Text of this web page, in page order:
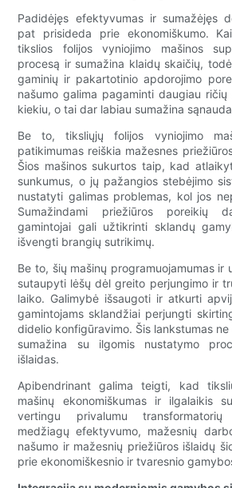
Padidėjęs efektyvumas ir sumažėjęs
pat prisideda prie ekonomiškumo.
tikslios folijos vyniojimo mašinos
procesą ir sumažina klaidų skaičių,
gaminių ir pakartotinio apdorojimo
našumo galima pagaminti daugiau
kiekiu, o tai dar labiau sumažina
Be to, tiksliųjų folijos vyniojimo
patikimumas reiškia mažesnes
Šios mašinos sukurtos taip, kad
sunkumus, o jų pažangios stebėjimo
nustatyti galimas problemas, kol jos
Sumažindami priežiūros poreikių
gamintojai gali užtikrinti sklandų
išvengti brangių sutrikimų.
Be to, šių mašinų programuojamumas ir
sutaupyti lėšų dėl greito perjungimo ir
laiko. Galimybė išsaugoti ir atkurti
gamintojams sklandžiai perjungti
didelio konfigūravimo. Šis lankstumas
sumažina su ilgomis nustatymo
išlaidas.
Apibendrinant galima teigti, kad
mašinų ekonomiškumas ir ilgalaikis
vertingu privalumu
medžiagų efektyvumo, mažesnių
našumo ir mažesnių priežiūros išlaidų
prie ekonomiškesnio ir tvaresnio